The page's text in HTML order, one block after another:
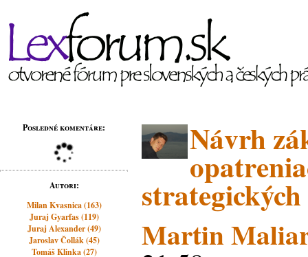
Posledné komentáre:
Autori:
Milan Kvasnica (163)
Juraj Gyarfas (119)
Juraj Alexander (49)
Jaroslav Čollák (45)
Tomáš Klinka (27)
Návrh
Martin